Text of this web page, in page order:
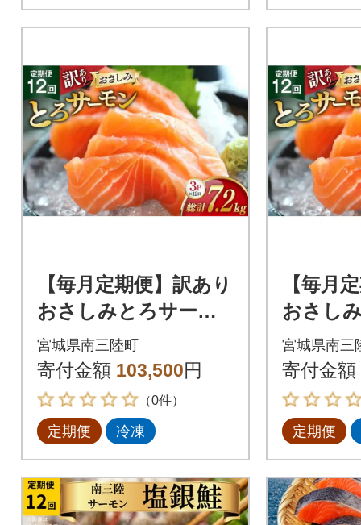
【毎月定期便】訳あり
おさしみとろサーモ
ン 200g×3パック全12
回
宮城県南三陸町
寄付金額 103,500円
（0件）
定期便 冷凍
【毎月
おさし
ン
回
宮城県南三
寄付金額
定期便